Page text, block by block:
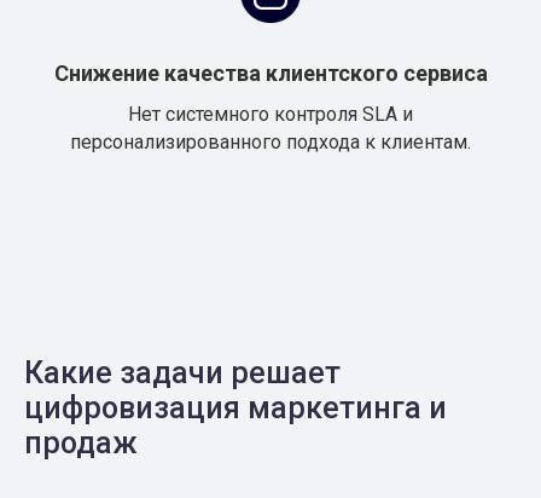
Снижение качества клиентского сервиса
Нет системного контроля SLA и
персонализированного подхода к клиентам.
Какие задачи решает
цифровизация маркетинга и
продаж